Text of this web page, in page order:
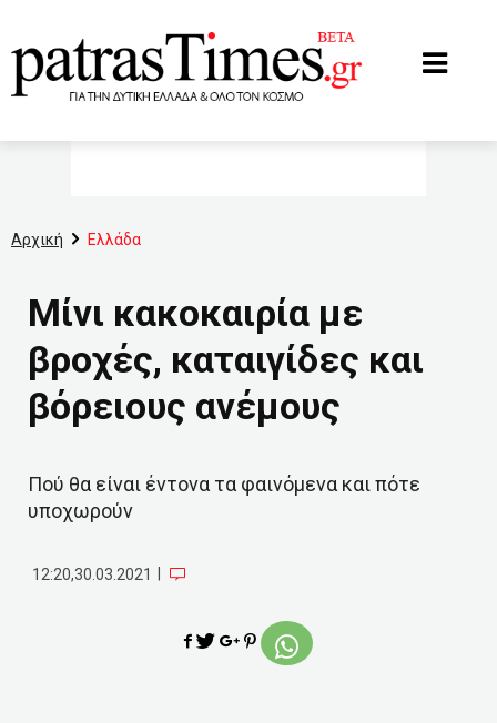
Αρχική Ελλάδα
Μίνι κακοκαιρία με
βροχές, καταιγίδες και
βόρειους ανέμους
Πού θα είναι έντονα τα φαινόμενα και πότε
υποχωρούν
12:20,30.03.2021